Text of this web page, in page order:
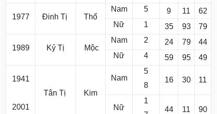
1977 Đinh Tị Thổ
Nam 5 9 11
62
Nữ
1 35 93 79
1989 Kỷ Tị Mộc
Nam 2 24 79
44
Nữ
4 59 95 49
1941
2001
Tân Tị Kim
Nam
5
8
16 30 11
Nữ
1
44 11 90